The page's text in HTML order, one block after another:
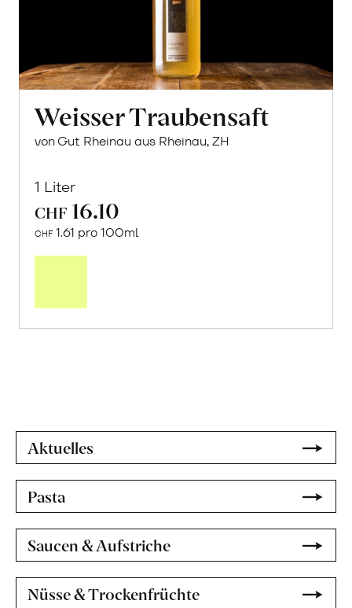
Weisser Traubensaft
von Gut Rheinau aus Rheinau, ZH
1 Liter
CHF 16.10
CHF 1.61 pro 100ml
Aktuelles
Pasta
Saucen & Aufstriche
Nüsse & Trockenfrüchte